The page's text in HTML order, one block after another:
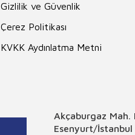
Gizlilik ve Güvenlik
Çerez Politikası
KVKK Aydınlatma Metni
Akçaburgaz Mah.
Esenyurt/İstanbul